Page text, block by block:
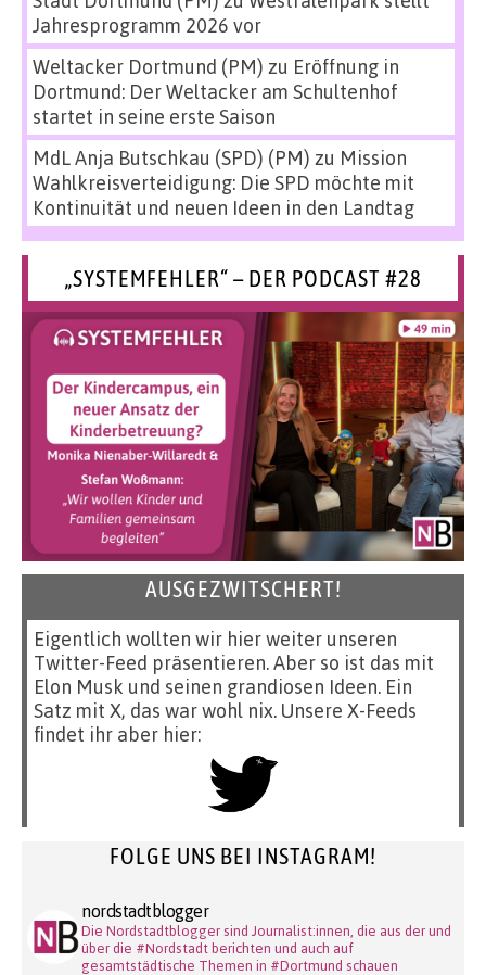
Jahresprogramm 2026 vor
Weltacker Dortmund (PM) zu Eröffnung in
Dortmund: Der Weltacker am Schultenhof
startet in seine erste Saison
MdL Anja Butschkau (SPD) (PM) zu Mission
Wahlkreisverteidigung: Die SPD möchte mit
Kontinuität und neuen Ideen in den Landtag
„SYSTEMFEHLER“ – DER PODCAST #28
AUSGEZWITSCHERT!
Eigentlich wollten wir hier weiter unseren
Twitter-Feed präsentieren. Aber so ist das mit
Elon Musk und seinen grandiosen Ideen. Ein
Satz mit X, das war wohl nix. Unsere X-Feeds
findet ihr aber hier:
FOLGE UNS BEI INSTAGRAM!
nordstadtblogger
Die Nordstadtblogger sind Journalist:innen, die aus der und
über die #Nordstadt berichten und auch auf
gesamtstädtische Themen in #Dortmund schauen